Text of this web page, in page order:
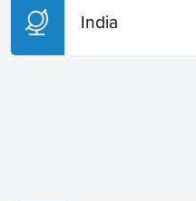
India